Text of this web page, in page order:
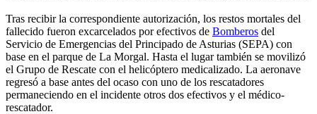
Tras recibir la correspondiente autorización, los restos mortales del
fallecido fueron excarcelados por efectivos de Bomberos del
Servicio de Emergencias del Principado de Asturias (SEPA) con
base en el parque de La Morgal. Hasta el lugar también se movilizó
el Grupo de Rescate con el helicóptero medicalizado. La aeronave
regresó a base antes del ocaso con uno de los rescatadores
permaneciendo en el incidente otros dos efectivos y el médico-
rescatador.